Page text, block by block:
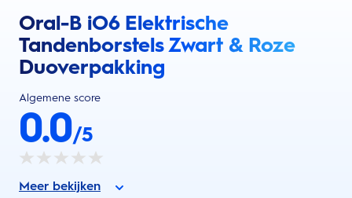
Oral-B iO6 Elektrische
Tandenborstels Zwart & Roze
Duoverpakking
Algemene score
0.0/5
Meer bekijken